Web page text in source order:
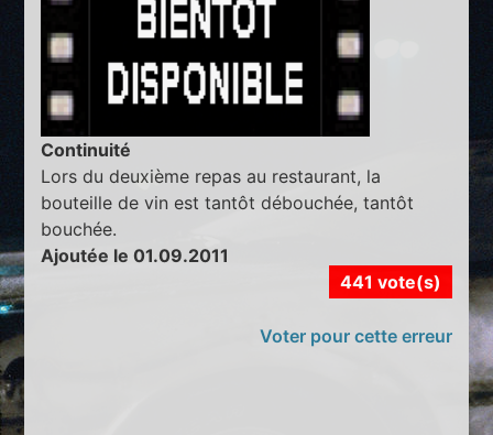
Continuité
Lors du deuxième repas au restaurant, la
bouteille de vin est tantôt débouchée, tantôt
bouchée.
Ajoutée le 01.09.2011
441 vote(s)
Voter pour cette erreur